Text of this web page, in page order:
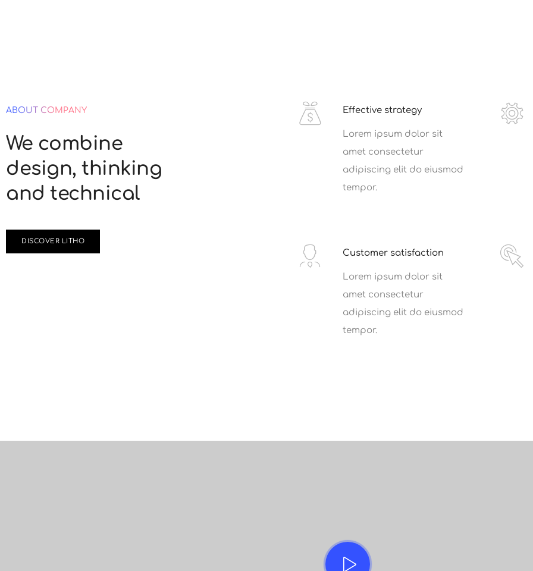
ABOUT COMPANY
We combine
design, thinking
and technical
DISCOVER LITHO
Effective strategy
Lorem ipsum dolor sit
amet consectetur
adipiscing elit do eiusmod
tempor.
Customer satisfaction
Lorem ipsum dolor sit
amet consectetur
adipiscing elit do eiusmod
tempor.